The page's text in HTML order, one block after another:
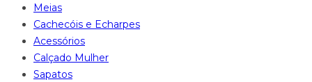
Meias
Cachecóis e Echarpes
Acessórios
Calçado Mulher
Sapatos